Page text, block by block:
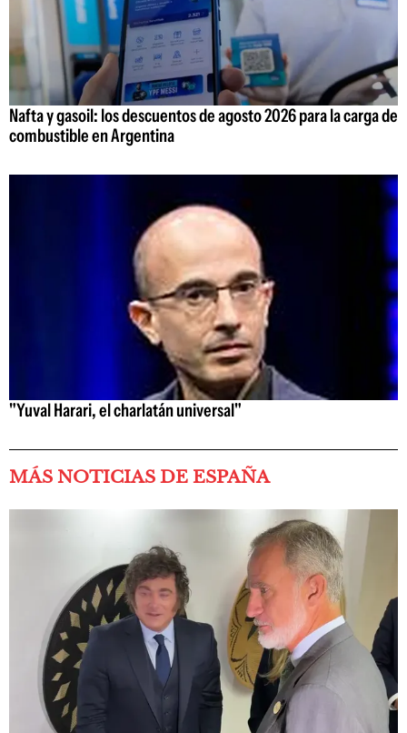
Nafta y gasoil: los descuentos de agosto 2026 para la carga de
combustible en Argentina
"Yuval Harari, el charlatán universal"
MÁS NOTICIAS DE ESPAÑA